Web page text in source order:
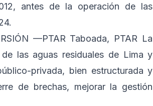
antes de la operación de las
—PTAR Taboada, PTAR La
las aguas residuales de Lima y
privada, bien estructurada y
de brechas, mejorar la gestión